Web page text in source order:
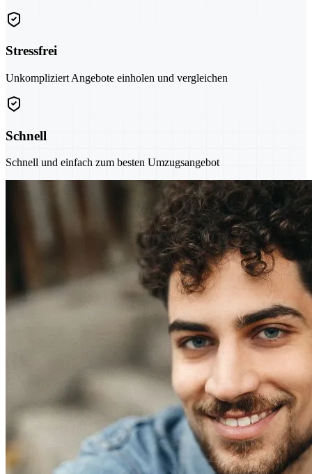
Stressfrei
Unkompliziert Angebote einholen und vergleichen
Schnell
Schnell und einfach zum besten Umzugsangebot